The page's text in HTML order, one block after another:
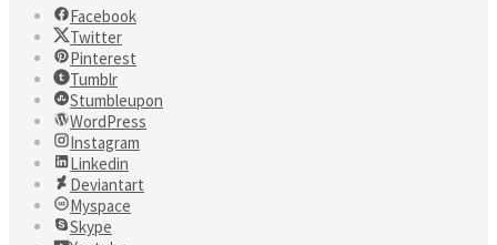
Facebook
Twitter
Pinterest
Tumblr
Stumbleupon
WordPress
Instagram
Linkedin
Deviantart
Myspace
Skype